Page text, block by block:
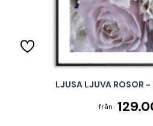
LJUSA LJUVA ROSOR -